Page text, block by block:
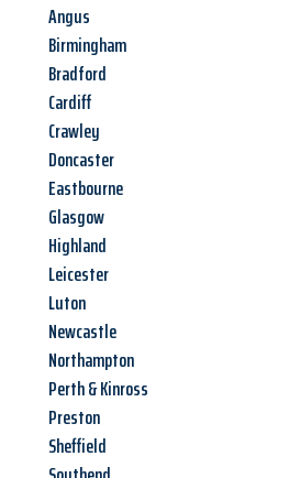
Angus
Birmingham
Bradford
Cardiff
Crawley
Doncaster
Eastbourne
Glasgow
Highland
Leicester
Luton
Newcastle
Northampton
Perth & Kinross
Preston
Sheffield